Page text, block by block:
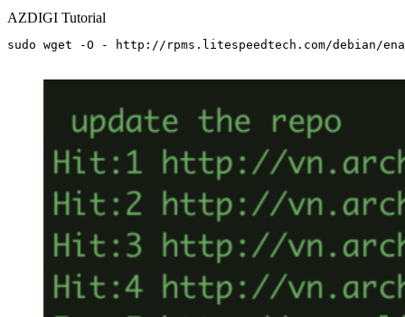
AZDIGI Tutorial
sudo wget -O - http://rpms.litespeedtech.com/debian/